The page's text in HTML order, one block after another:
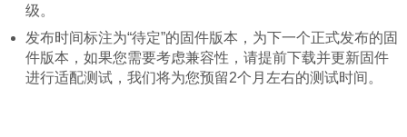
级。
发布时间标注为“待定”的固件版本，为下一个正式发布的固
件版本，如果您需要考虑兼容性，请提前下载并更新固件
进行适配测试，我们将为您预留2个月左右的测试时间。